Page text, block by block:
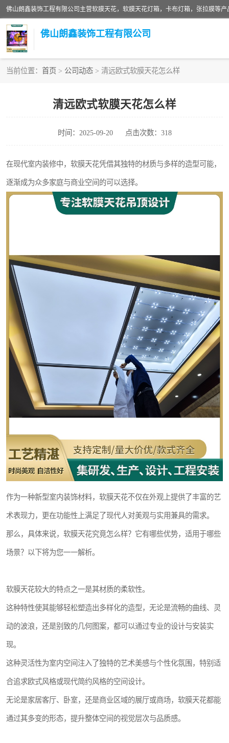
佛山朗鑫装饰工程有限公司
当前位置： 首页 > 公司动态 > 清远欧式软膜天花怎么样
清远欧式软膜天花怎么样
时间：2025-09-20 点击次数：318
在现代室内装修中，软膜天花凭借其独特的材质与多样的造型可能，
逐渐成为众多家庭与商业空间的可以选择。
作为一种新型室内装饰材料，软膜天花不仅在外观上提供了丰富的艺
术表现力，更在功能性上满足了现代人对美观与实用兼具的需求。
那么，具体来说，软膜天花究竟怎么样？它有哪些优势，适用于哪些
场景？以下将为您一一解析。
软膜天花较大的特点之一是其材质的柔软性。
这种特性使其能够轻松塑造出多样化的造型，无论是流畅的曲线、灵
动的波浪，还是别致的几何图案，都可以通过专业的设计与安装实
现。
这种灵活性为室内空间注入了独特的艺术美感与个性化氛围，特别适
合追求欧式风格或现代简约风格的空间设计。
无论是家居客厅、卧室，还是商业区域的展厅或商场，软膜天花都能
通过其多变的形态，提升整体空间的视觉层次与品质感。